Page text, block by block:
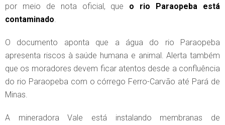
por meio de nota oficial, que o rio Paraopeba está
contaminado
O documento aponta que a água do rio Paraopeba
apresenta riscos à saúde humana e animal. Alerta também
que os moradores devem ficar atentos desde a confluência
do rio Paraopeba com o córrego Ferro-Carvão até Pará de
Minas.
A mineradora Vale está instalando membranas de